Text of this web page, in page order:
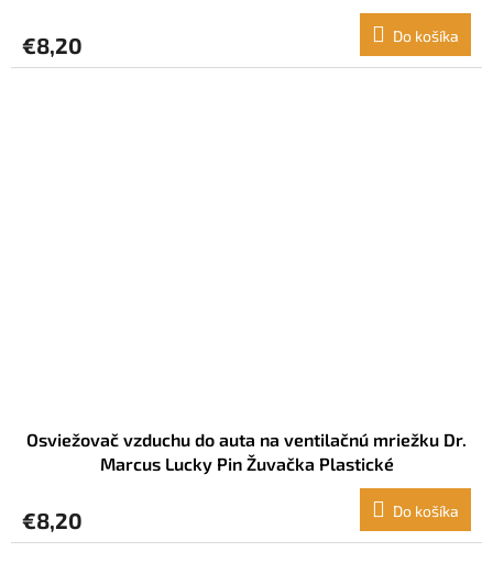
€8,20 Do košíka
Osviežovač vzduchu do auta na ventilačnú mriežku Dr.
Marcus Lucky Pin Žuvačka Plastické
€8,20 Do košíka